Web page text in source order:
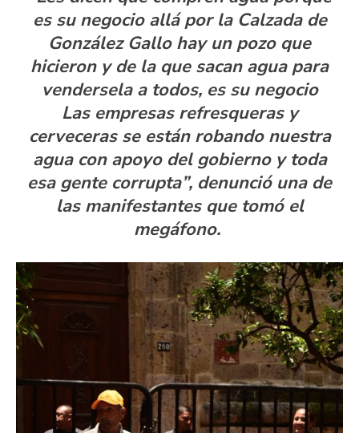
es su negocio allá por la Calzada de
González Gallo hay un pozo que
hicieron y de la que sacan agua para
vendersela a todos, es su negocio
Las empresas refresqueras y
cerveceras se están robando nuestra
agua con apoyo del gobierno y toda
esa gente corrupta”, denunció una de
las manifestantes que tomó el
megáfono.